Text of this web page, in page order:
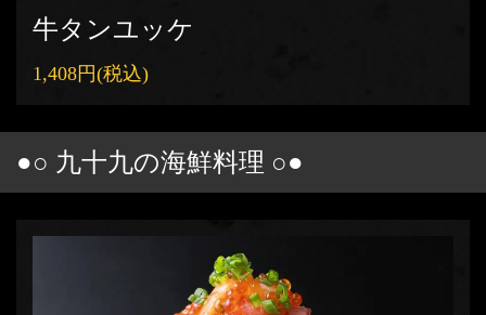
牛タンユッケ
1,408円(税込)
●○ 九十九の海鮮料理 ○●